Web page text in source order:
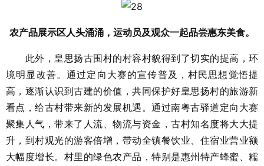
农产品展示区人头涌涌，运动员及观众一起品尝惠东美食。
此外，皇思扬古围村的村容村貌得到了切实的提高，环
境明显改善。通过定向大赛的宣传普及，村民思想觉悟提
高，逐渐认识到古建的价值，共同保护好皇思扬村的旅游新
看点，给古村带来新的发展机遇。通过南粤古驿道定向大赛
聚集人气，带来了人流、物流与资金，古村知名度将大大提
升，到村观光的游客倍增，带动全镇餐饮业、住宿业营业额
大幅度增长。村里的绿色农产品，特别是惠州特产蜂蜜、糯